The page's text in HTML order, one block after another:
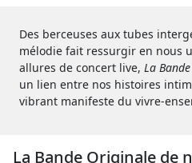
Des berceuses aux tubes
mélodie fait ressurgir en nous
allures de concert live, La
un lien entre nos histoires
vibrant manifeste du vivre-
La Bande Originale de